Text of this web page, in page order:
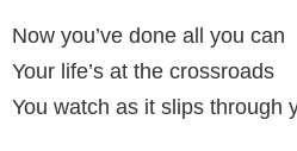
Now you’ve done all you can
Your life’s at the crossroads
You watch as it slips through